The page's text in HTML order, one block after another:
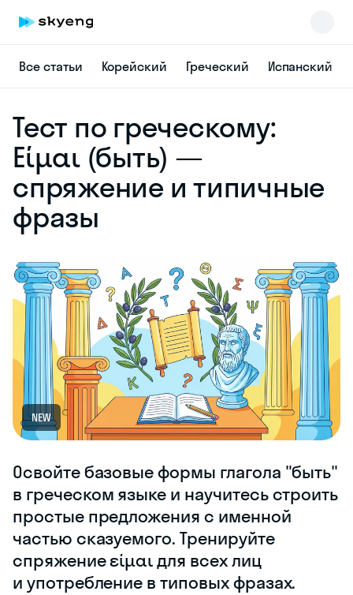
Все статьи Корейский Греческий Испанский
Тест по греческому:
Είμαι (быть) —
спряжение и типичные
фразы
NEW
Освойте базовые формы глагола "быть"
в греческом языке и научитесь строить
простые предложения с именной
частью сказуемого. Тренируйте
спряжение είμαι для всех лиц
и употребление в типовых фразах.
online